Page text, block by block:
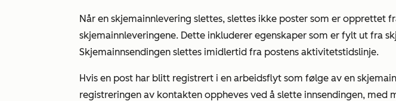
Når en skjemainnlevering slettes, slettes ikke poster som er opprettet
skjemainnleveringene. Dette inkluderer egenskaper som er fylt ut fra
Skjemainnsendingen slettes imidlertid fra postens aktivitetstidslinje.
Hvis en post har blitt registrert i en arbeidsflyt som følge av en
registreringen av kontakten oppheves ved å slette innsendingen, med